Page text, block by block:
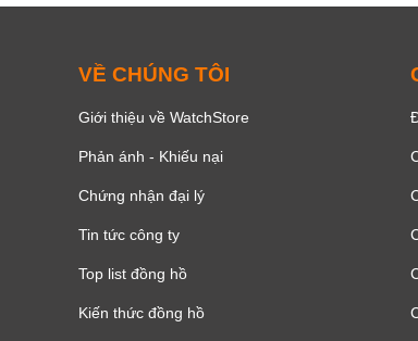
VỀ CHÚNG TÔI
Giới thiệu về WatchStore
Phản ánh - Khiếu nại
Chứng nhận đại lý
Tin tức công ty
Top list đồng hồ
Kiến thức đồng hồ